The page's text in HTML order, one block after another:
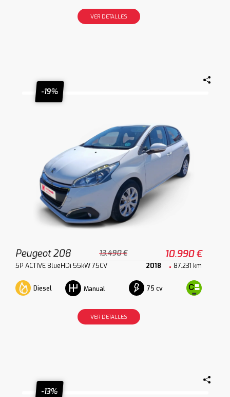
VER DETALLES
-19%
Peugeot 208 13.490 € 10.990 €
5P ACTIVE BlueHDi 55kW 75CV 2018 87.231 km
Diesel Manual 75 cv
VER DETALLES
-13%